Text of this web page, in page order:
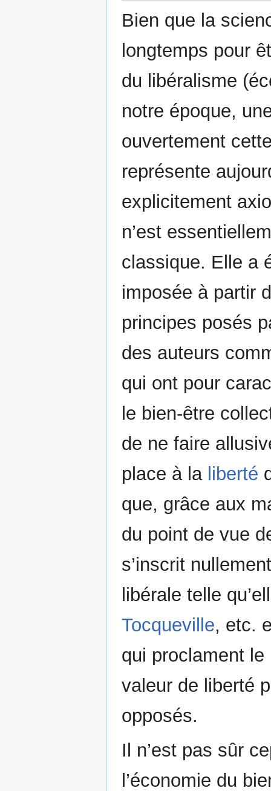
Bien que la
longtemps pour
du libéralisme
notre époque,
ouvertement
représente
explicitement
n’est
classique. Elle a
imposée à partir
principes posés
des auteurs
qui ont pour
le bien-être
de ne faire
place à la liberté
que, grâce aux
du point de vue
s’inscrit
libérale telle
Tocqueville, etc.
qui proclament
valeur de liberté
opposés.
Il n’est pas sûr
l’économie du